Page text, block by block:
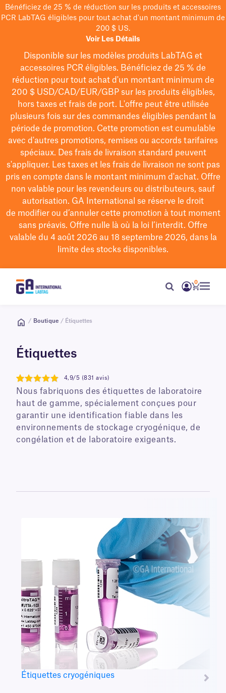
Bénéficiez de 25 % de réduction sur les produits et accessoires
PCR LabTAG éligibles pour tout achat d'un montant minimum de
200 $ US.
Voir Les Détails
Disponible sur les modèles produits LabTAG et
accessoires PCR éligibles. Bénéficiez de 25 % de
réduction pour tout achat d'un montant minimum de
200 $USD/CAD/EUR/GBPsur les produits éligibles,
hors taxes et frais de port. L'offre peut être utilisée
plusieurs fois sur des commandes éligibles pendant la
période de promotion. Cette promotion est cumulable
avec d'autres promotions, remises ou accords tarifaires
spéciaux. Des frais de livraison standard peuvent
s'appliquer. Les taxes et les frais de livraison ne sont pas
pris en compte dans le montant minimum d'achat. Offre
non valable pour les revendeurs ou distributeurs, sauf
autorisation. GA International se réserve le droit
de modifierou d’annuler cette promotion à tout moment
sans préavis. Offre nulle là où la loi l’interdit. Offre
valable du 4 août 2026 au 18 septembre 2026, dans la
limite des stocks disponibles.
0
/ Boutique / Étiquettes
Étiquettes
4.9
4,9/5 (831 avis)
Nous fabriquons des étiquettes de laboratoire
haut de gamme, spécialement conçues pour
garantir une identification fiable dans les
environnements de stockage cryogénique, de
congélation et de laboratoire exigeants.
Étiquettes cryogéniques